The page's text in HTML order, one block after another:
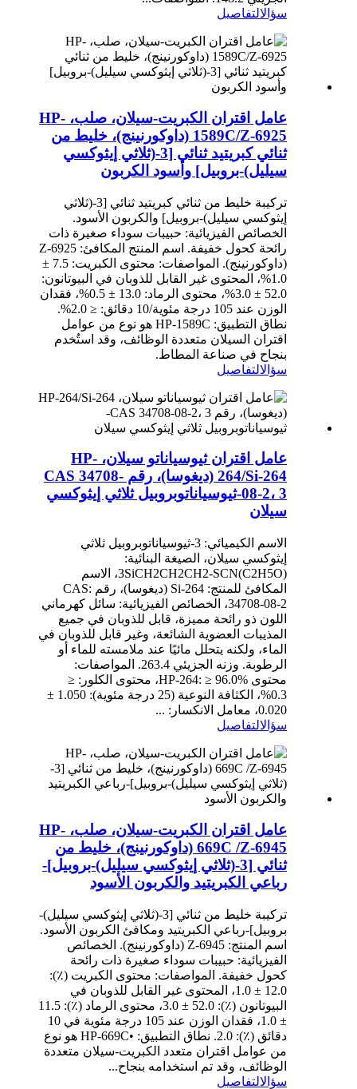
سؤالالتفاصيل
عامل اقتران الكبريت-سيلان، صلب، HP-
1589C/Z-6925 (داوكورنينج)، خليط من
ثنائي كبريتيد ثنائي [3-(ثلاثي إيثوكسي
سيليل)-بروبيل] وأسود الكربون
تركيبة خليط من ثنائي كبريتيد ثنائي [3-(ثلاثي
إيثوكسي سيليل)-بروبيل] والكربون الأسود.
الخصائص الفيزيائية: حبيبات سوداء صغيرة ذات
رائحة كحول خفيفة. اسم المنتج المكافئ: Z-6925
(داوكورنينج). المواصفات: محتوى الكبريت: 7.5 ±
1.0%، المحتوى غير القابل للذوبان في البيوتانون:
52.0 ± 3.0%، محتوى الرماد: 13.0 ± 0.5%، فقدان
الوزن عند 105 درجة مئوية/10 دقائق: ≤ 2.0%.
نطاق التطبيق: HP-1589C هو نوع من عوامل
اقتران السيلان متعددة الوظائف، وقد استُخدم
بنجاح في صناعة المطاط.
سؤالالتفاصيل
عامل اقتران ثيوسياناتو سيلان، HP-
264/Si-264 (ديغوسا)، رقم CAS 34708-
08-2، 3-ثيوسياناتوبروبيل ثلاثي إيثوكسي
سيلان
الاسم الكيميائي: 3-ثيوسياناتوبروبيل ثلاثي
إيثوكسي سيلان، الصيغة البنائية:
(C2H5O)3SiCH2CH2CH2-SCN، الاسم
المكافئ للمنتج: Si-264 (ديغوسا)، رقم CAS:
34708-08-2، الخصائص الفيزيائية: سائل كهرماني
اللون ذو رائحة مميزة، قابل للذوبان في جميع
المذيبات العضوية الشائعة، وغير قابل للذوبان في
الماء، ولكنه يتحلل مائيًا عند ملامسته للماء أو
الرطوبة. وزنه الجزيئي 263.4. المواصفات:
محتوى HP-264: ≥ 96.0%، محتوى الكلور: ≤
0.3%، الكثافة النوعية (25 درجة مئوية): 1.050 ±
0.020، معامل الانكسار: ...
سؤالالتفاصيل
عامل اقتران الكبريت-سيلان، صلب، HP-
669C /Z-6945 (داوكورنينج)، خليط من
ثنائي [3-(ثلاثي إيثوكسي سيليل)-بروبيل]-
رباعي الكبريتيد والكربون الأسود
تركيبة خليط من ثنائي [3-(ثلاثي إيثوكسي سيليل)-
بروبيل]-رباعي الكبريتيد ومكافئ الكربون الأسود.
اسم المنتج: Z-6945 (داوكورنينج). الخصائص
الفيزيائية: حبيبات سوداء صغيرة ذات رائحة
كحول خفيفة. المواصفات: محتوى الكبريت (٪):
12.0 ± 1.0، المحتوى غير القابل للذوبان في
البيوتانون (٪): 52.0 ± 3.0، محتوى الرماد (٪): 11.5
± 1.0، فقدان الوزن عند 105 درجة مئوية في 10
دقائق (٪): 2.0. نطاق التطبيق: •HP-669C هو نوع
من عوامل اقتران متعدد الكبريت-سيلان متعددة
الوظائف، وقد تم استخدامه بنجاح...
سؤالالتفاصيل